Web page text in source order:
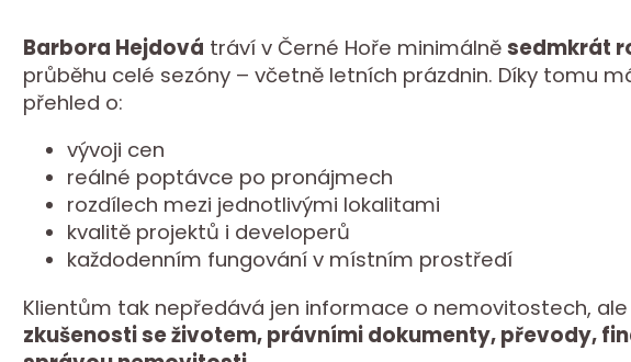
Barbora Hejdová tráví v Černé Hoře minimálně sedmkrát
průběhu celé sezóny – včetně letních prázdnin. Díky tomu
přehled o:
vývoji cen
reálné poptávce po pronájmech
rozdílech mezi jednotlivými lokalitami
kvalitě projektů i developerů
každodenním fungování v místním prostředí
Klientům tak nepředává jen informace o nemovitostech, ale
zkušenosti se životem, právními dokumenty, převody,